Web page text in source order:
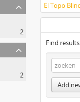
2
2
El Topo
Find
Add